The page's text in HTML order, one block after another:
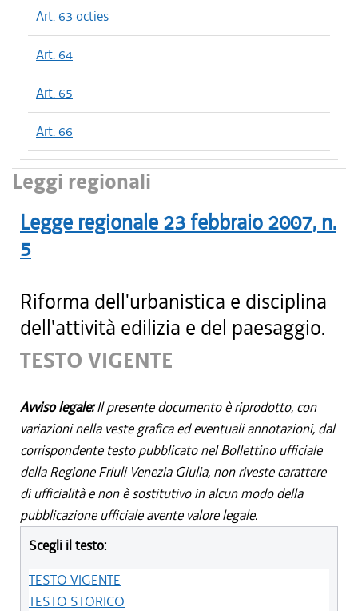
Art. 63 octies
Art. 64
Art. 65
Art. 66
Leggi regionali
Legge regionale 23 febbraio 2007, n.
5
Riforma dell'urbanistica e disciplina
dell'attività edilizia e del paesaggio.
TESTO VIGENTE
Avviso legale:Il presente documento è riprodotto, con
variazioni nella veste grafica ed eventuali annotazioni, dal
corrispondente testo pubblicato nel Bollettino ufficiale
della Regione Friuli Venezia Giulia, non riveste carattere
di ufficialità e non è sostitutivo in alcun modo della
pubblicazione ufficiale avente valore legale.
Scegli il testo:
TESTO VIGENTE
TESTO STORICO